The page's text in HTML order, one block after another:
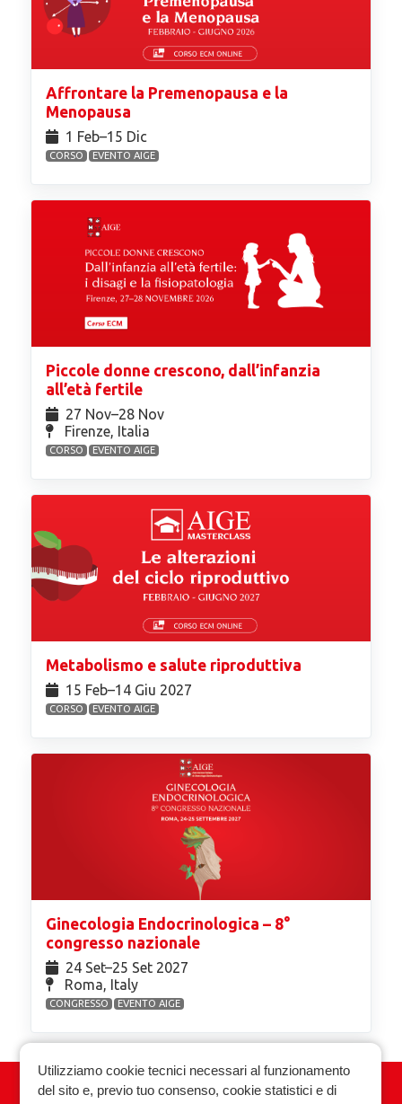
Affrontare la Premenopausa e la
Menopausa
1 Feb⁠–15 Dic
CORSO EVENTO AIGE
Piccole donne crescono, dall’infanzia
all’età fertile
27 Nov⁠–28 Nov
Firenze, Italia
CORSO EVENTO AIGE
Metabolismo e salute riproduttiva
15 Feb⁠–14 Giu 2027
CORSO EVENTO AIGE
Ginecologia Endocrinologica – 8°
congresso nazionale
24 Set⁠–25 Set 2027
Roma, Italy
CONGRESSO EVENTO AIGE
Associazione Italiana Ginecologia
Utilizziamo cookie tecnici necessari al funzionamento
del sito e, previo tuo consenso, cookie statistici e di